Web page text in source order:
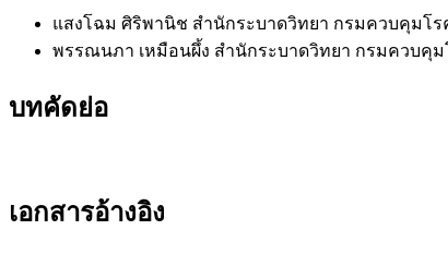
แสงโฉม ศิริพานิช สำนักระบาดวิทยา กรมควบคุมโร
พรรณนภา เหมือนผึ้ง สำนักระบาดวิทยา กรมควบคุม
บทคัดย่อ
เอกสารอ้างอิง